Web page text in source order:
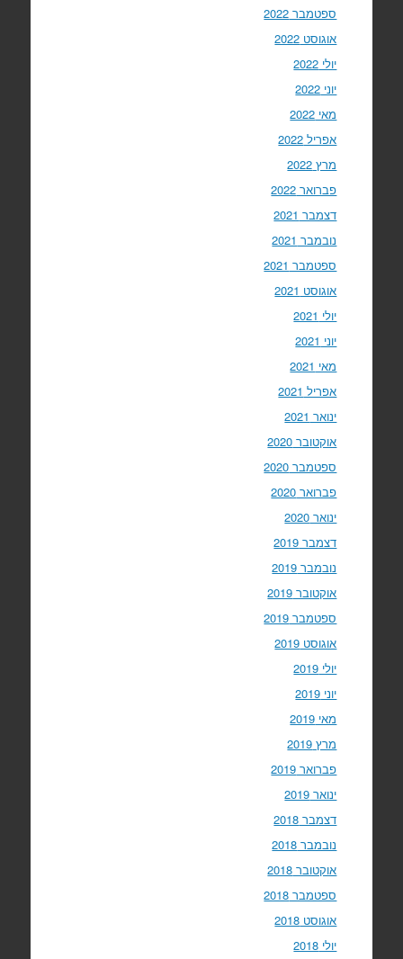
ספטמבר 2022
אוגוסט 2022
יולי 2022
יוני 2022
מאי 2022
אפריל 2022
מרץ 2022
פברואר 2022
דצמבר 2021
נובמבר 2021
ספטמבר 2021
אוגוסט 2021
יולי 2021
יוני 2021
מאי 2021
אפריל 2021
ינואר 2021
אוקטובר 2020
ספטמבר 2020
פברואר 2020
ינואר 2020
דצמבר 2019
נובמבר 2019
אוקטובר 2019
ספטמבר 2019
אוגוסט 2019
יולי 2019
יוני 2019
מאי 2019
מרץ 2019
פברואר 2019
ינואר 2019
דצמבר 2018
נובמבר 2018
אוקטובר 2018
ספטמבר 2018
אוגוסט 2018
יולי 2018